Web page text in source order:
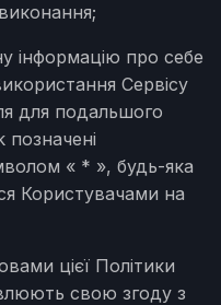
інформацію про себе
Сервісу
для подальшого
позначені
« * », будь-яка
Користувачами на
цієї Політики
свою згоду з